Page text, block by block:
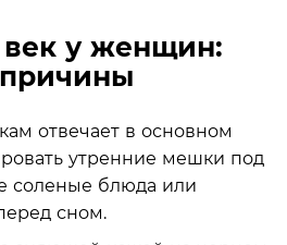
у женщин:
отвечает в основном
утренние мешки под
соленые блюда или
сном.